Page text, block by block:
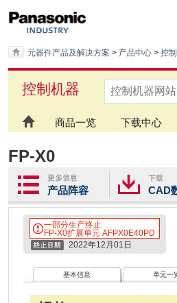
元器件产品及解决方案 > 产品中心 > 控
控制机器
商品一览 下载中心
FP-X0
产品阵容 CAD
一部分生产终止
FP-X0扩展单元 AFPX0E40PD
2022年12月01日
基本信息 单元一